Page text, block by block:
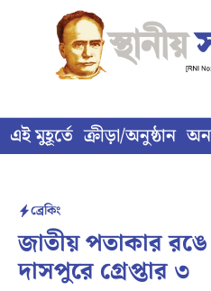
content
এই মুহূর্তে ক্রীড়া/অনুষ্ঠান
ব্রেকিং
জাতীয় পতাকার রঙে
দাসপুরে গ্রেপ্তার ৩